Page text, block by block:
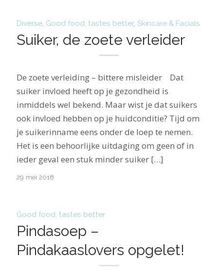
Diverse, Good food, tastes better, Skincare & Facials
Suiker, de zoete verleider
De zoete verleiding – bittere misleider Dat
suiker invloed heeft op je gezondheid is
inmiddels wel bekend. Maar wist je dat suikers
ook invloed hebben op je huidconditie? Tijd om
je suikerinname eens onder de loep te nemen.
Het is een behoorlijke uitdaging om geen of in
ieder geval een stuk minder suiker […]
29 mei 2018
Good food, tastes better
Pindasoep –
Pindakaaslovers opgelet!